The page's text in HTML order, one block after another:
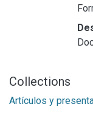
Collections
Artículos y